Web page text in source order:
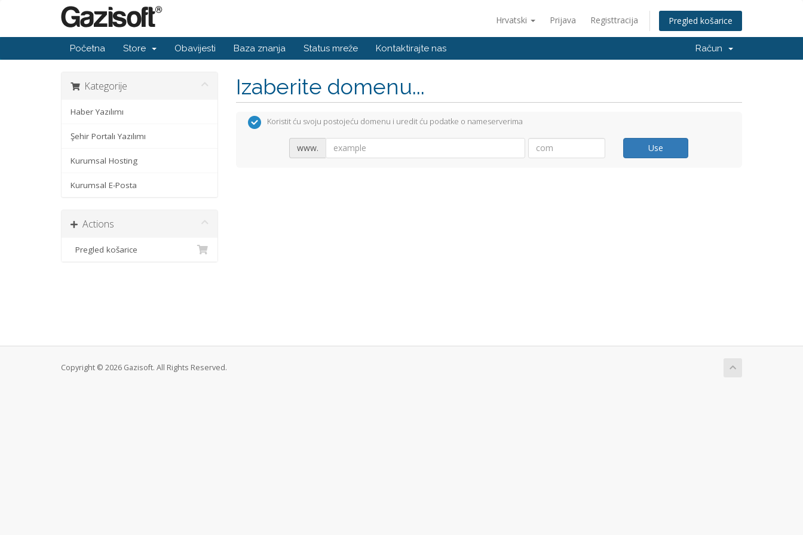
Hrvatski Prijava Registtracija Pregled košarice
Početna Store Obavijesti Baza znanja Status mreže Kontaktirajte nas Račun
Kategorije
Haber Yazılımı
Şehir Portalı Yazılımı
Kurumsal Hosting
Kurumsal E-Posta
Actions
Pregled košarice
Izaberite domenu...
Koristit ću svoju postojeću domenu i uredit ću podatke o nameserverima
www. Use
Copyright © 2026 Gazisoft. All Rights Reserved.